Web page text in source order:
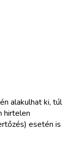
alakulhat ki, túl
hirtelen
esetén is